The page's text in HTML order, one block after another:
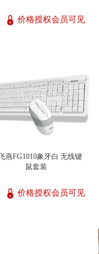
价格授权会员可见
燕FG1010象牙白 无线键
鼠套装
价格授权会员可见